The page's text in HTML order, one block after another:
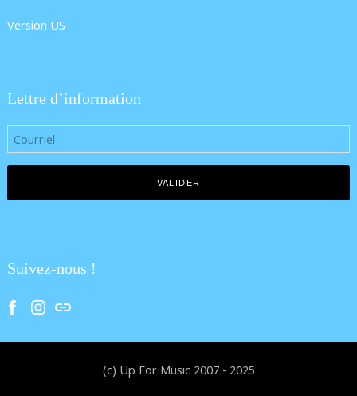
Version US
Lettre d’information
Suivez-nous !
Facebook
Instagram
Tik Tok
(c) Up For Music 2007 - 2025